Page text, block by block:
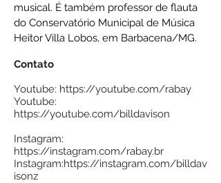
musical. É também professor de flauta
do Conservatório Municipal de Música
Heitor Villa Lobos, em Barbacena/MG.
Contato
Youtube: https://youtube.com/rabay
Youtube:
https://youtube.com/billdavison
Instagram:
https://instagram.com/rabay.br
Instagram:https://instagram.com/billdav
isonz